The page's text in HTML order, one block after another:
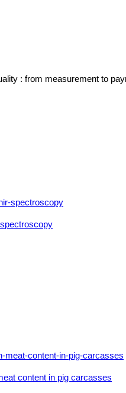
: from measurement to
content in pig carcasses